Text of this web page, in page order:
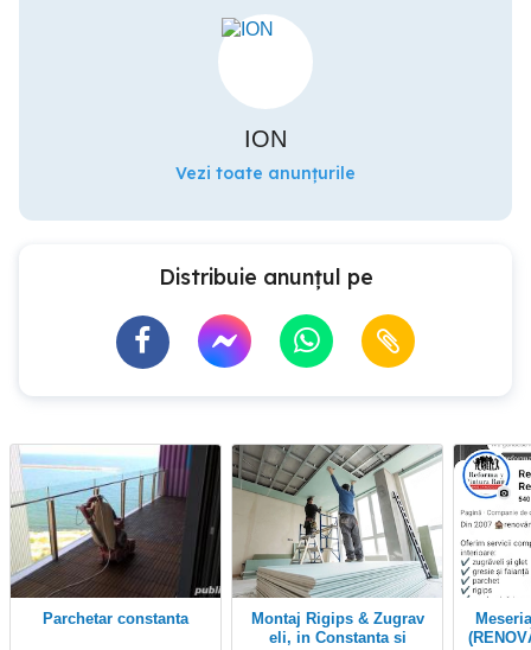
ION
Vezi toate anunțurile
Distribuie anunțul pe
Parchetar constanta
Montaj Rigips & Zugrav
eli, in Constanta si
Meseriaș cu experiență